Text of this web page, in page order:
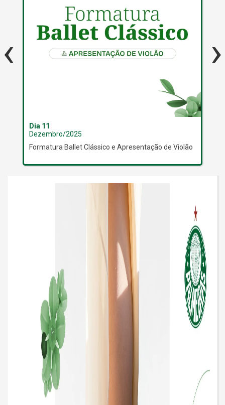
Dia 11
Dezembro/2025
Formatura Ballet Clássico e Apresentação de Violão
‹ ›